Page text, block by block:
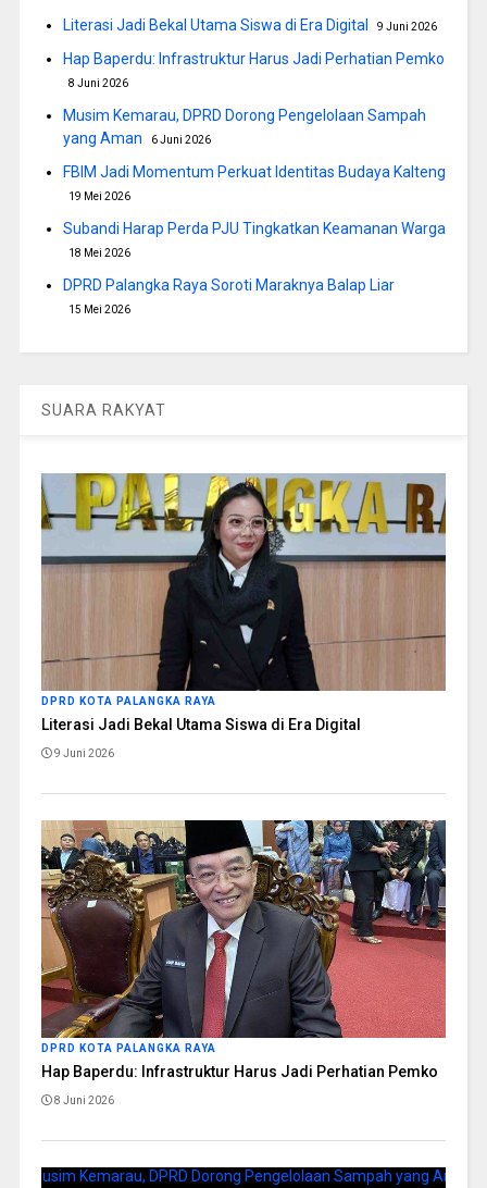
Literasi Jadi Bekal Utama Siswa di Era Digital 9 Juni 2026
Hap Baperdu: Infrastruktur Harus Jadi Perhatian Pemko
8 Juni 2026
Musim Kemarau, DPRD Dorong Pengelolaan Sampah
yang Aman
6 Juni 2026
FBIM Jadi Momentum Perkuat Identitas Budaya Kalteng
19 Mei 2026
Subandi Harap Perda PJU Tingkatkan Keamanan Warga
18 Mei 2026
DPRD Palangka Raya Soroti Maraknya Balap Liar
15 Mei 2026
SUARA RAKYAT
DPRD KOTA PALANGKA RAYA
Literasi Jadi Bekal Utama Siswa di Era Digital
9 Juni 2026
DPRD KOTA PALANGKA RAYA
Hap Baperdu: Infrastruktur Harus Jadi Perhatian Pemko
8 Juni 2026